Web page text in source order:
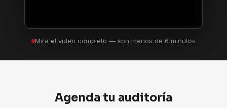
Mira el video completo — son menos de 6 minutos
Agenda tu auditoría